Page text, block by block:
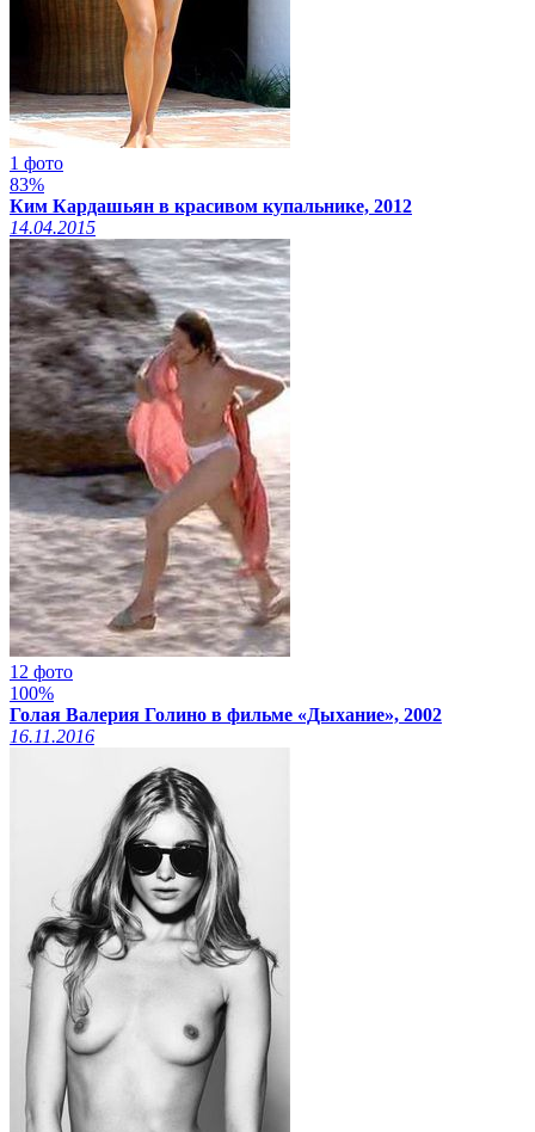
1 фото
83%
Ким Кардашьян в красивом купальнике, 2012
14.04.2015
12 фото
100%
Голая Валерия Голино в фильме «Дыхание», 2002
16.11.2016